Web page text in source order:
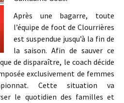
Après une bagarre, toute
l’équipe de foot de Clourrières
est suspendue jusqu’à la fin de
la saison. Afin de sauver ce
de disparaître, le coach décide
exclusivement de femmes
Cette situation va
le quotidien des familles et